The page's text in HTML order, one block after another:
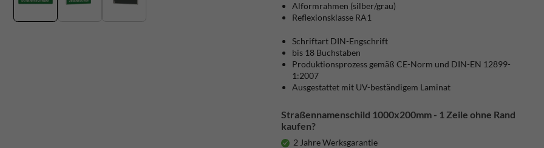
Alformrahmen (silber/grau)
Reflexionsklasse RA1
Schriftart DIN-Engschrift
bis 18 Buchstaben
Produktionsprozess gemäß CE-Norm und DIN-EN 12899-
1:2007
Ausgestattet mit UV-beständigem Laminat
Straßennamenschild 1000x200mm - 1 Zeile ohne Rand
kaufen?
2 Jahre Werksgarantie